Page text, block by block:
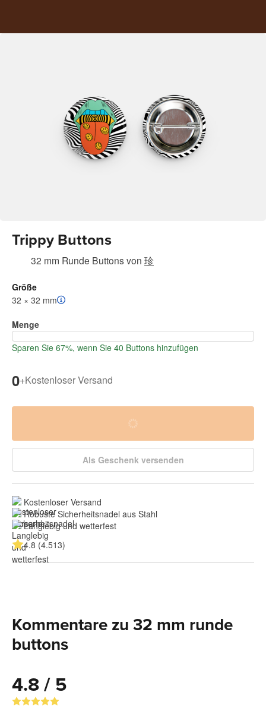
Trippy Buttons
32 mm Runde Buttonsvon 珍
Größe
32 × 32 mm
Menge
Sparen Sie 67%, wenn Sie 40 Buttons hinzufügen
0+Kostenloser Versand
Als Geschenk versenden
Kostenloser Versand
Robuste Sicherheitsnadel aus Stahl
Langlebig und wetterfest
4.8 (4.513)
Kommentare zu 32 mm runde
buttons
4.8 / 5